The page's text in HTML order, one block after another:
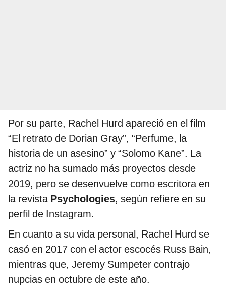
Por su parte, Rachel Hurd apareció en el film
“El retrato de Dorian Gray”, “Perfume, la
historia de un asesino” y “Solomo Kane”. La
actriz no ha sumado más proyectos desde
2019, pero se desenvuelve como escritora en
la revista Psychologies, según refiere en su
perfil de Instagram.
En cuanto a su vida personal, Rachel Hurd se
casó en 2017 con el actor escocés Russ Bain,
mientras que, Jeremy Sumpeter contrajo
nupcias en octubre de este año.